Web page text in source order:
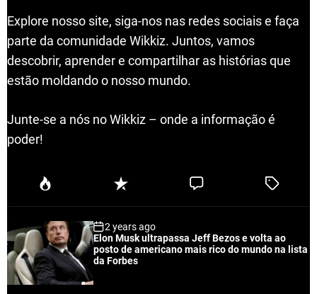
Explore nosso site, siga-nos nas redes sociais e faça
parte da comunidade Wikkiz. Juntos, vamos
descobrir, aprender e compartilhar as histórias que
estão moldando o nosso mundo.
Junte-se a nós no Wikkiz – onde a informação é
poder!
P
u
a
r
R
e
n
t
C
e
T
e
2 years ago
Elon Musk ultrapassa Jeff Bezos e volta ao
posto de americano mais rico do mundo na lista
da Forbes